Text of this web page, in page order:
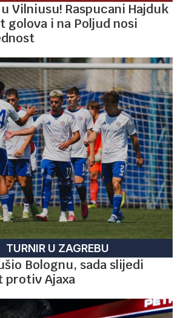
Vilniusu! Raspucani Hajduk
golova i na Poljud nosi
TURNIR U ZAGREBU
Bolognu, sada slijedi
protiv Ajaxa